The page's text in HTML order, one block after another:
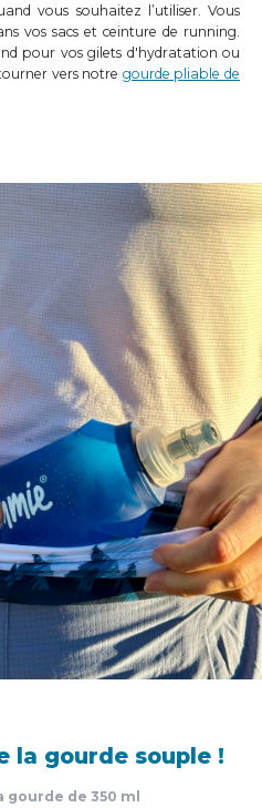
vous souhaitez l’utiliser. Vous
vos sacs et ceinture de running.
pour vos gilets d'hydratation ou
vers notre gourde pliable de
la gourde souple !
de 350 ml